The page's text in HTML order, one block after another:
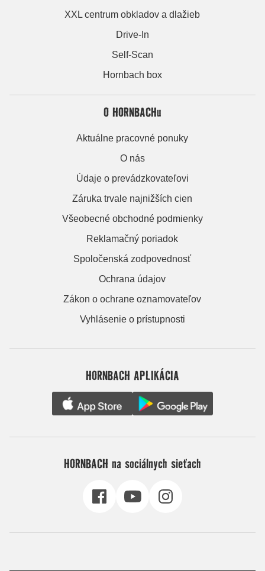
XXL centrum obkladov a dlažieb
Drive-In
Self-Scan
Hornbach box
O HORNBACHu
Aktuálne pracovné ponuky
O nás
Údaje o prevádzkovateľovi
Záruka trvale najnižších cien
Všeobecné obchodné podmienky
Reklamačný poriadok
Spoločenská zodpovednosť
Ochrana údajov
Zákon o ochrane oznamovateľov
Vyhlásenie o prístupnosti
HORNBACH APLIKÁCIA
HORNBACH na sociálnych sieťach